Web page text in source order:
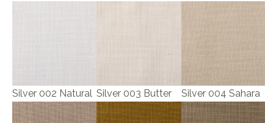
Silver 002 Natural Silver 003 Butter Silver 004 Sahara